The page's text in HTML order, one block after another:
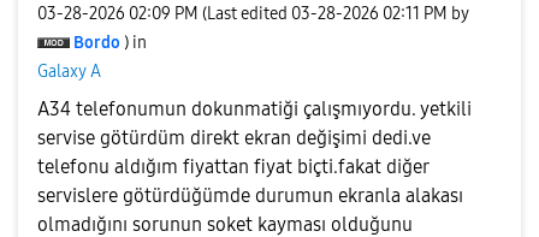
‎03-28-2026 02:09 PM (Last edited ‎03-28-2026 02:11 PM by
Bordo ) in
Galaxy A
A34 telefonumun dokunmatiği çalışmıyordu. yetkili
servise götürdüm direkt ekran değişimi dedi.ve
telefonu aldığım fiyattan fiyat biçti.fakat diğer
servislere götürdüğümde durumun ekranla alakası
olmadığını sorunun soket kayması olduğunu